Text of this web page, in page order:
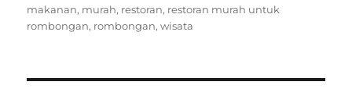
makanan, murah, restoran, restoran murah untuk
rombongan, rombongan,wisata